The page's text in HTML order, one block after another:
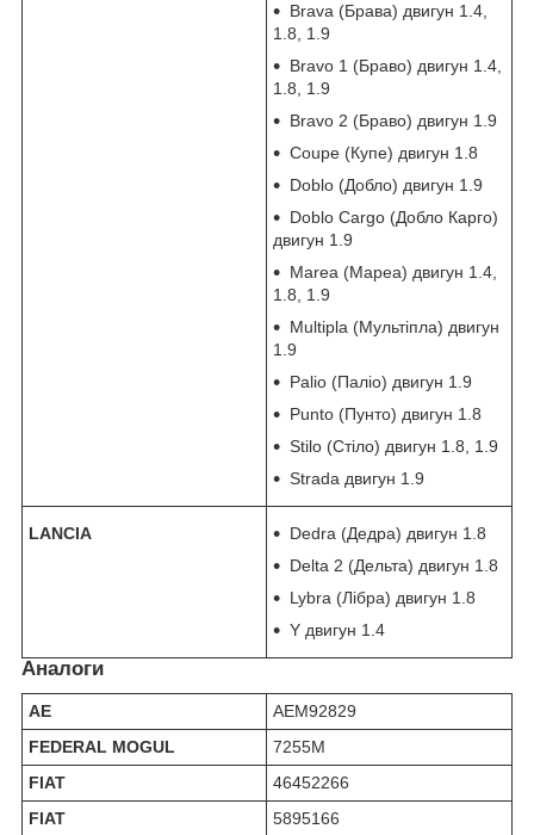
Brava (Брава) двигун 1.4,
1.8, 1.9
Bravo 1 (Браво) двигун 1.4,
1.8, 1.9
Bravo 2 (Браво) двигун 1.9
Coupe (Купе) двигун 1.8
Doblo (Добло) двигун 1.9
Doblo Cargo (Добло Карго)
двигун 1.9
Marea (Мареа) двигун 1.4,
1.8, 1.9
Multipla (Мультіпла) двигун
1.9
Palio (Паліо) двигун 1.9
Punto (Пунто) двигун 1.8
Stilo (Стіло) двигун 1.8, 1.9
Strada двигун 1.9
LANCIA
Dedra (Дедра) двигун 1.8
Delta 2 (Дельта) двигун 1.8
Lybra (Лібра) двигун 1.8
Y двигун 1.4
Аналоги
AE
AEM92829
FEDERAL MOGUL
7255M
FIAT
46452266
FIAT
5895166